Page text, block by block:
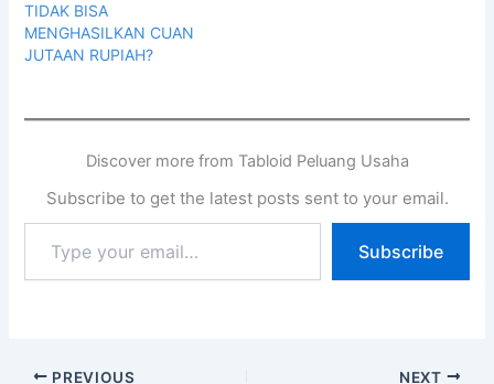
TIDAK BISA
MENGHASILKAN CUAN
JUTAAN RUPIAH?
Discover more from Tabloid Peluang Usaha
Subscribe to get the latest posts sent to your email.
Subscribe
PREVIOUS NEXT